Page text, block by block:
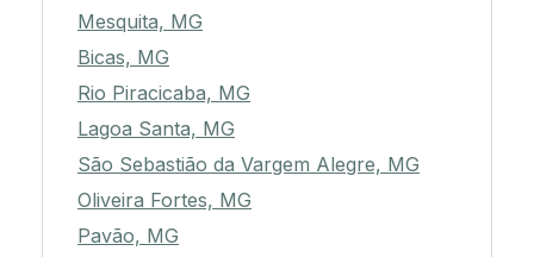
Mesquita, MG
Bicas, MG
Rio Piracicaba, MG
Lagoa Santa, MG
São Sebastião da Vargem Alegre, MG
Oliveira Fortes, MG
Pavão, MG